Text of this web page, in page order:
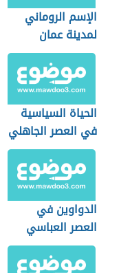
الإسم الروماني
لمدينة عمان
الحياة السياسية
في العصر الجاهلي
الدواوين في
العصر العباسي